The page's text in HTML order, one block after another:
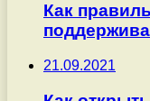
Как
21.09.2021